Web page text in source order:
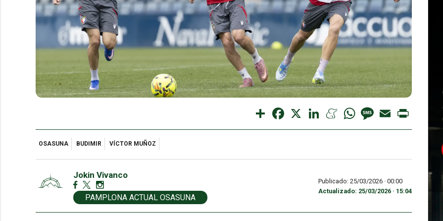
Share Facebook LinkedInMeneameWhatsAppMessage
Email
OSASUNA BUDIMIR VÍCTOR MUÑOZ
Jokin Vivanco
PAMPLONA ACTUAL OSASUNA
Publicado: 25/03/2026 · 00:00
Actualizado: 25/03/2026 · 15:04